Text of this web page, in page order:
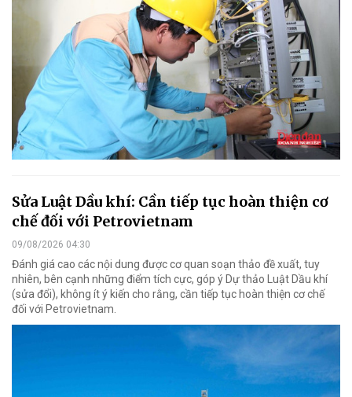
Sửa Luật Dầu khí: Cần tiếp tục hoàn thiện cơ
chế đối với Petrovietnam
09/08/2026 04:30
Đánh giá cao các nội dung được cơ quan soạn thảo đề xuất, tuy
nhiên, bên cạnh những điểm tích cực, góp ý Dự thảo Luật Dầu khí
(sửa đổi), không ít ý kiến cho rằng, cần tiếp tục hoàn thiện cơ chế
đối với Petrovietnam.